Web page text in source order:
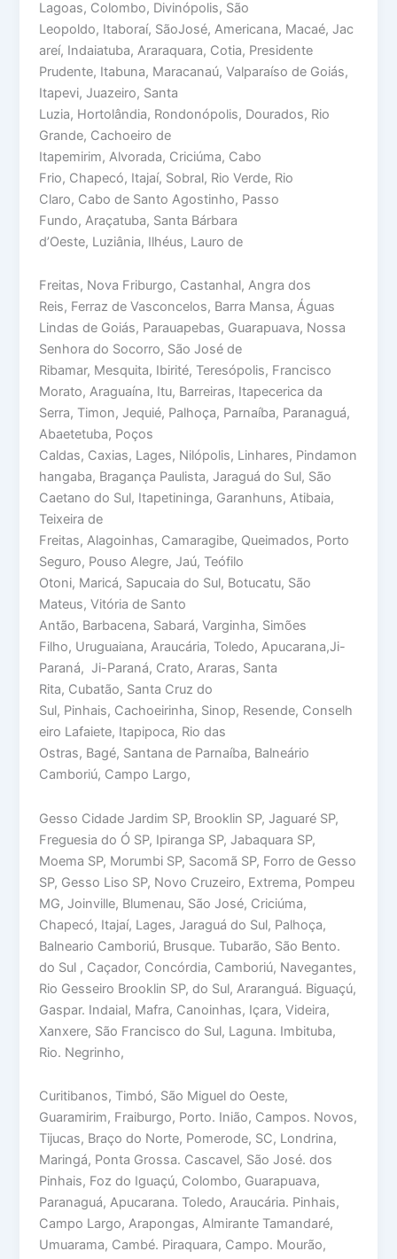
Lagoas, Colombo, Divinópolis, São
Leopoldo, Itaboraí, SãoJosé, Americana, Macaé, Jac
areí, Indaiatuba, Araraquara, Cotia, Presidente
Prudente, Itabuna, Maracanaú, Valparaíso de Goiás,
Itapevi, Juazeiro, Santa
Luzia, Hortolândia, Rondonópolis, Dourados, Rio
Grande, Cachoeiro de
Itapemirim, Alvorada, Criciúma, Cabo
Frio, Chapecó, Itajaí, Sobral, Rio Verde, Rio
Claro, Cabo de Santo Agostinho, Passo
Fundo, Araçatuba, Santa Bárbara
d’Oeste, Luziânia, Ilhéus, Lauro de
Freitas, Nova Friburgo, Castanhal, Angra dos
Reis, Ferraz de Vasconcelos, Barra Mansa, Águas
Lindas de Goiás, Parauapebas, Guarapuava, Nossa
Senhora do Socorro, São José de
Ribamar, Mesquita, Ibirité, Teresópolis, Francisco
Morato, Araguaína, Itu, Barreiras, Itapecerica da
Serra, Timon, Jequié, Palhoça, Parnaíba, Paranaguá,
Abaetetuba, Poços
Caldas, Caxias, Lages, Nilópolis, Linhares, Pindamon
hangaba, Bragança Paulista, Jaraguá do Sul, São
Caetano do Sul, Itapetininga, Garanhuns, Atibaia,
Teixeira de
Freitas, Alagoinhas, Camaragibe, Queimados, Porto
Seguro, Pouso Alegre, Jaú, Teófilo
Otoni, Maricá, Sapucaia do Sul, Botucatu, São
Mateus, Vitória de Santo
Antão, Barbacena, Sabará, Varginha, Simões
Filho, Uruguaiana, Araucária, Toledo, Apucarana,Ji-
Paraná, Ji-Paraná, Crato, Araras, Santa
Rita, Cubatão, Santa Cruz do
Sul, Pinhais, Cachoeirinha, Sinop, Resende, Conselh
eiro Lafaiete, Itapipoca, Rio das
Ostras, Bagé, Santana de Parnaíba, Balneário
Camboriú, Campo Largo,
Gesso Cidade Jardim SP, Brooklin SP, Jaguaré SP,
Freguesia do Ó SP, Ipiranga SP, Jabaquara SP,
Moema SP, Morumbi SP, Sacomã SP, Forro de Gesso
SP, Gesso Liso SP, Novo Cruzeiro, Extrema, Pompeu
MG, Joinville, Blumenau, São José, Criciúma,
Chapecó, Itajaí, Lages, Jaraguá do Sul, Palhoça,
Balneario Camboriú, Brusque. Tubarão, São Bento.
do Sul , Caçador, Concórdia, Camboriú, Navegantes,
Rio Gesseiro Brooklin SP, do Sul, Araranguá. Biguaçú,
Gaspar. Indaial, Mafra, Canoinhas, Içara, Videira,
Xanxere, São Francisco do Sul, Laguna. Imbituba,
Rio. Negrinho,
Curitibanos, Timbó, São Miguel do Oeste,
Guaramirim, Fraiburgo, Porto. Inião, Campos. Novos,
Tijucas, Braço do Norte, Pomerode, SC, Londrina,
Maringá, Ponta Grossa. Cascavel, São José. dos
Pinhais, Foz do Iguaçú, Colombo, Guarapuava,
Paranaguá, Apucarana. Toledo, Araucária. Pinhais,
Campo Largo, Arapongas, Almirante Tamandaré,
Umuarama, Cambé. Piraquara, Campo. Mourão,